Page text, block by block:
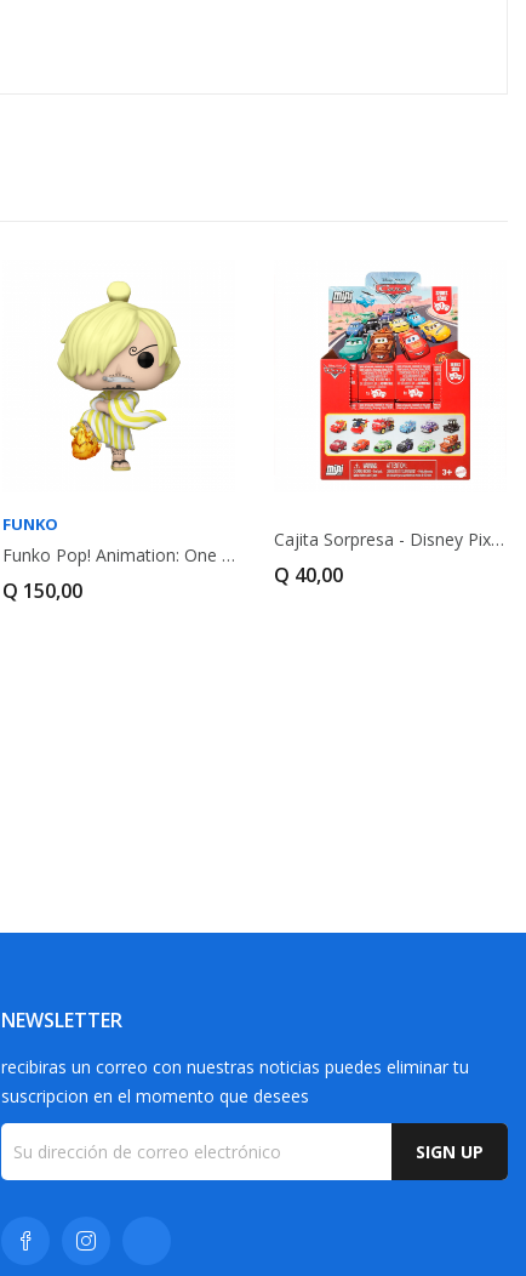
FUNKO
Funko Pop! Animation: One Piece Sangoro (Wano)
Q 150,00
Cajita Sorpresa - Disney Pixar Cars Mini...
Q 40,00
NEWSLETTER
recibiras un correo con nuestras noticias puedes eliminar tu
suscripcion en el momento que desees